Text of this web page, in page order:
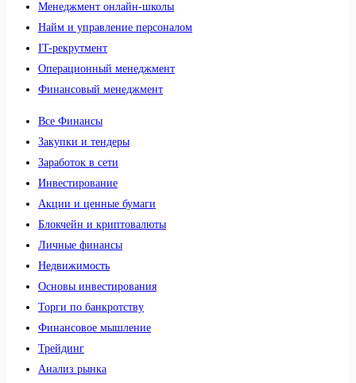
Менеджмент онлайн-школы
Найм и управление персоналом
IT-рекрутмент
Операционный менеджмент
Финансовый менеджмент
Все Финансы
Закупки и тендеры
Заработок в сети
Инвестирование
Акции и ценные бумаги
Блокчейн и криптовалюты
Личные финансы
Недвижимость
Основы инвестирования
Торги по банкротству
Финансовое мышление
Трейдинг
Анализ рынка